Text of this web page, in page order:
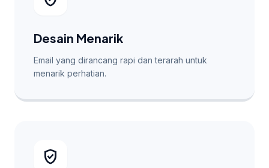
Desain Menarik
Email yang dirancang rapi dan terarah untuk
menarik perhatian.
verified_user